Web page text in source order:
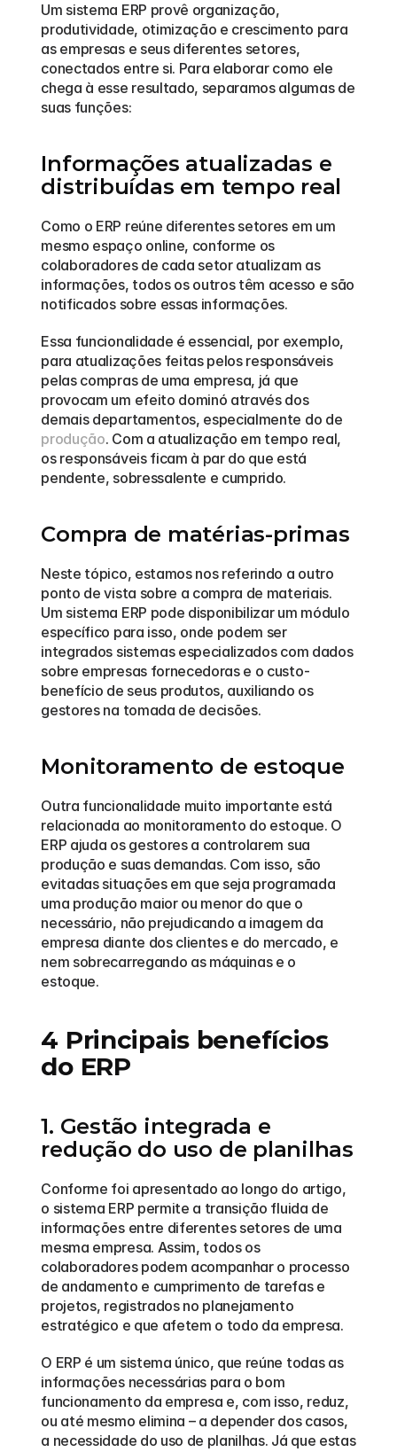
Um sistema ERP provê organização,
produtividade, otimização e crescimento para
as empresas e seus diferentes setores,
conectados entre si. Para elaborar como ele
chega à esse resultado, separamos algumas de
suas funções:
Informações atualizadas e
distribuídas em tempo real
Como o ERP reúne diferentes setores em um
mesmo espaço online, conforme os
colaboradores de cada setor atualizam as
informações, todos os outros têm acesso e são
notificados sobre essas informações.
Essa funcionalidade é essencial, por exemplo,
para atualizações feitas pelos responsáveis
pelas compras de uma empresa, já que
provocam um efeito dominó através dos
produção. Com a atualização em tempo real,
os responsáveis ficam à par do que está
pendente, sobressalente e cumprido.
Compra de matérias-primas
Neste tópico, estamos nos referindo a outro
ponto de vista sobre a compra de materiais.
Um sistema ERP pode disponibilizar um módulo
específico para isso, onde podem ser
integrados sistemas especializados com dados
sobre empresas fornecedoras e o custo-
benefício de seus produtos, auxiliando os
gestores na tomada de decisões.
Monitoramento de estoque
Outra funcionalidade muito importante está
relacionada ao monitoramento do estoque. O
ERP ajuda os gestores a controlarem sua
produção e suas demandas. Com isso, são
evitadas situações em que seja programada
uma produção maior ou menor do que o
necessário, não prejudicando a imagem da
empresa diante dos clientes e do mercado, e
nem sobrecarregando as máquinas e o
estoque.
4 Principais benefícios
do ERP
1. Gestão integrada e
redução do uso de planilhas
Conforme foi apresentado ao longo do artigo,
o sistema ERP permite a transição fluida de
informações entre diferentes setores de uma
mesma empresa. Assim, todos os
colaboradores podem acompanhar o processo
de andamento e cumprimento de tarefas e
projetos, registrados no planejamento
estratégico e que afetem o todo da empresa.
O ERP é um sistema único, que reúne todas as
informações necessárias para o bom
funcionamento da empresa e, com isso, reduz,
ou até mesmo elimina – a depender dos casos,
a necessidade do uso de planilhas. Já que estas